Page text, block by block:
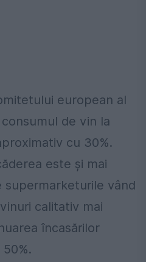
european al
de vin la
cu 30%.
este și mai
supermarketurile vând
calitativ mai
încasărilor